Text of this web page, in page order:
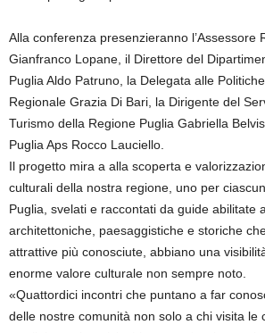
Gianfranco Lopane, il Direttore del
Puglia Aldo Patruno, la Delegata alle
Regionale Grazia Di Bari, la Dirigente del
Turismo della Regione Puglia Gabriella
Puglia Aps Rocco Lauciello.
Il progetto mira a alla scoperta e
culturali della nostra regione, uno per
Puglia, svelati e raccontati da guide abilitate
architettoniche, paesaggistiche e storiche
attrattive più conosciute, abbiano una
enorme valore culturale non sempre noto.
«Quattordici incontri che puntano a far
delle nostre comunità non solo a chi visita le
rurali, i centri storici, chiese e palazzi»,